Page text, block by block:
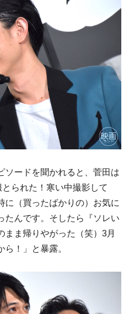
ソードを聞かれると、菅田は
とられた！寒い中撮影して
に（買ったばかりの）お気に
たんです。そしたら『ソレい
まま帰りやがった（笑）3月
！」と暴露。